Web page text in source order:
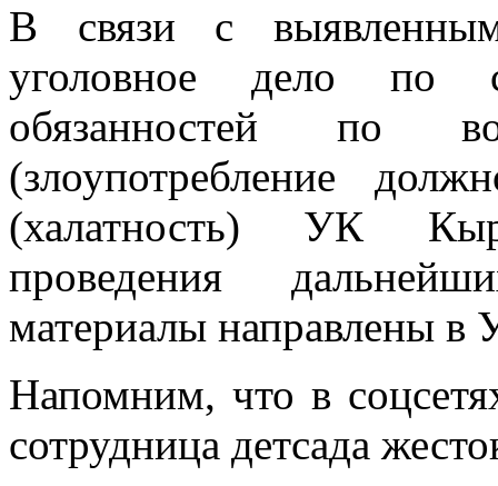
В связи с
уголовное дело по
обязанностей по
(злоупотребление
(халатность) УК
проведения
материалы направлены
Напомним, что в
сотрудница детсада